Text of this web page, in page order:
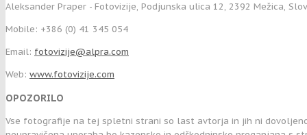
Aleksander Praper - Fotovizije, Podjunska ulica 12, 2392 Mežica,
Mobile: +386 (0) 41 345 054
Email: fotovizije@alpra.com
Web: www.fotovizije.com
OPOZORILO
Vse fotografije na tej spletni strani so last avtorja in jih ni